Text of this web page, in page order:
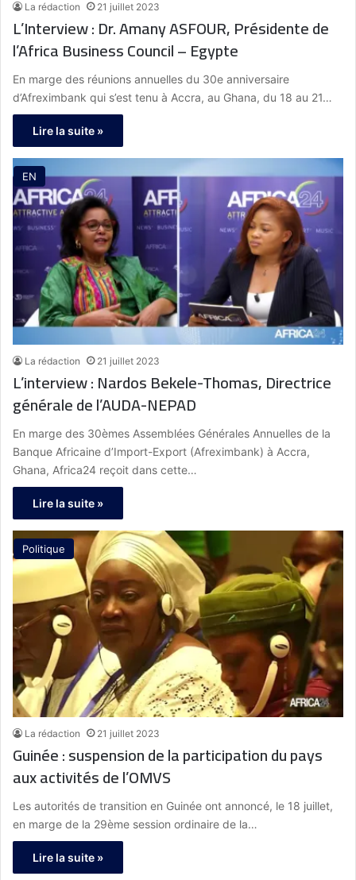
La rédaction 21 juillet 2023
L’Interview : Dr. Amany ASFOUR, Présidente de
l’Africa Business Council – Egypte
En marge des réunions annuelles du 30e anniversaire
d’Afreximbank qui s’est tenu à Accra, au Ghana, du 18 au 21…
Lire la suite »
EN
La rédaction 21 juillet 2023
L’interview : Nardos Bekele-Thomas, Directrice
générale de l’AUDA-NEPAD
En marge des 30èmes Assemblées Générales Annuelles de la
Banque Africaine d’Import-Export (Afreximbank) à Accra,
Ghana, Africa24 reçoit dans cette…
Lire la suite »
Politique
La rédaction 21 juillet 2023
Guinée : suspension de la participation du pays
aux activités de l’OMVS
Les autorités de transition en Guinée ont annoncé, le 18 juillet,
en marge de la 29ème session ordinaire de la…
Lire la suite »